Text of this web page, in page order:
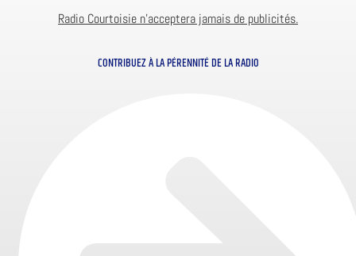
Radio Courtoisie n’acceptera jamais de publicités.
CONTRIBUEZ À LA PÉRENNITÉ DE LA RADIO